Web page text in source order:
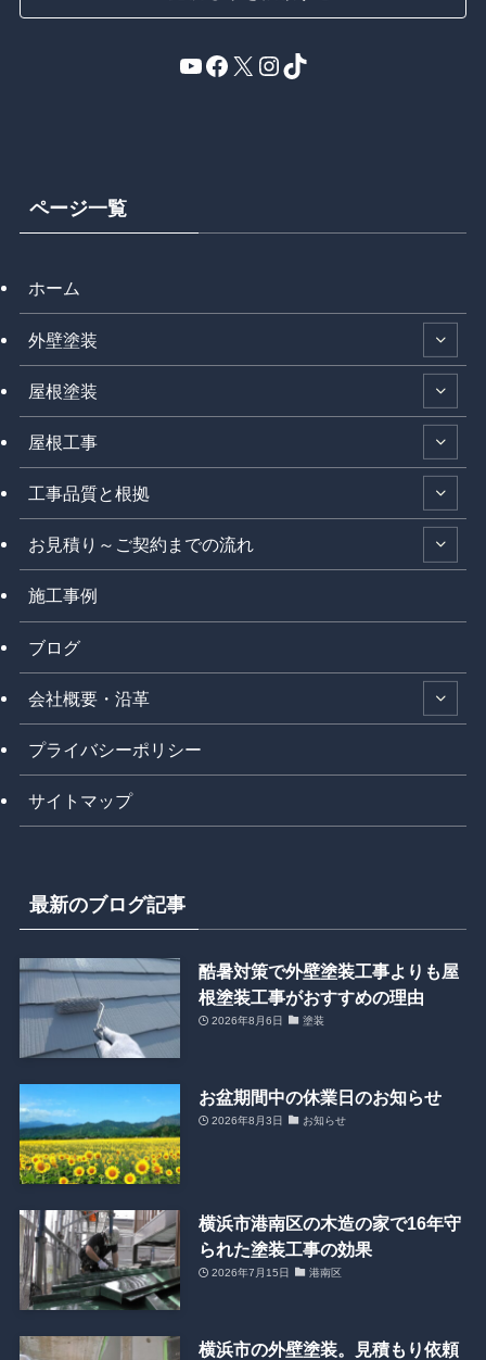
YouTube
Facebook
X Instagram
TikTok
ページ一覧
ホーム
外壁塗装
屋根塗装
屋根工事
工事品質と根拠
お見積り～ご契約までの流れ
施工事例
ブログ
会社概要・沿革
プライバシーポリシー
サイトマップ
最新のブログ記事
酷暑対策で外壁塗装工事よりも屋
根塗装工事がおすすめの理由
2026年8月6日 塗装
お盆期間中の休業日のお知らせ
2026年8月3日 お知らせ
横浜市港南区の木造の家で16年守
られた塗装工事の効果
2026年7月15日 港南区
横浜市の外壁塗装。見積もり依頼